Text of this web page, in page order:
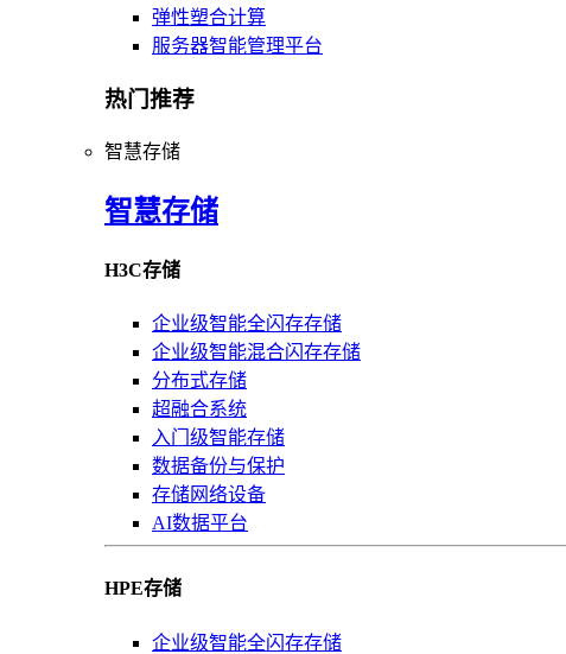
弹性塑合计算
服务器智能管理平台
热门推荐
智慧存储
智慧存储
H3C存储
企业级智能全闪存存储
企业级智能混合闪存存储
分布式存储
超融合系统
入门级智能存储
数据备份与保护
存储网络设备
AI数据平台
HPE存储
企业级智能全闪存存储